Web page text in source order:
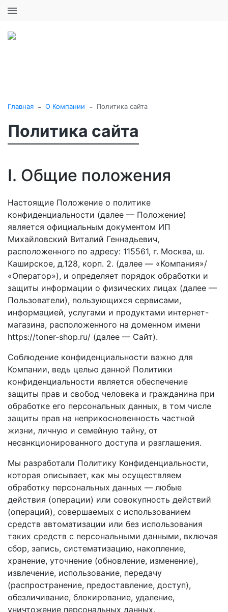
Главная - О Компании - Политика сайта
Политика сайта
I. Общие положения
Настоящие Положение о политике
конфиденциальности (далее — Положение)
является официальным документом ИП
Михайловский Виталий Геннадьевич,
расположенного по адресу: 115561, г. Москва, ш.
Каширское, д.128, корп. 2. (далее — «Компания»/
«Оператор»), и определяет порядок обработки и
защиты информации о физических лицах (далее —
Пользователи), пользующихся сервисами,
информацией, услугами и продуктами интернет-
магазина, расположенного на доменном имени
https://toner-shop.ru/ (далее — Сайт).
Соблюдение конфиденциальности важно для
Компании, ведь целью данной Политики
конфиденциальности является обеспечение
защиты прав и свобод человека и гражданина при
обработке его персональных данных, в том числе
защиты прав на неприкосновенность частной
жизни, личную и семейную тайну, от
несанкционированного доступа и разглашения.
Мы разработали Политику Конфиденциальности,
которая описывает, как мы осуществляем
обработку персональных данных — любые
действия (операции) или совокупность действий
(операций), совершаемых с использованием
средств автоматизации или без использования
таких средств с персональными данными, включая
сбор, запись, систематизацию, накопление,
хранение, уточнение (обновление, изменение),
извлечение, использование, передачу
(распространение, предоставление, доступ),
обезличивание, блокирование, удаление,
уничтожение персональных данных.